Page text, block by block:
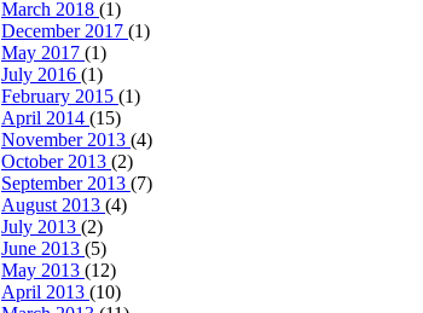
March 2018 (1)
December 2017 (1)
May 2017 (1)
July 2016 (1)
February 2015 (1)
April 2014 (15)
November 2013 (4)
October 2013 (2)
September 2013 (7)
August 2013 (4)
July 2013 (2)
June 2013 (5)
May 2013 (12)
April 2013 (10)